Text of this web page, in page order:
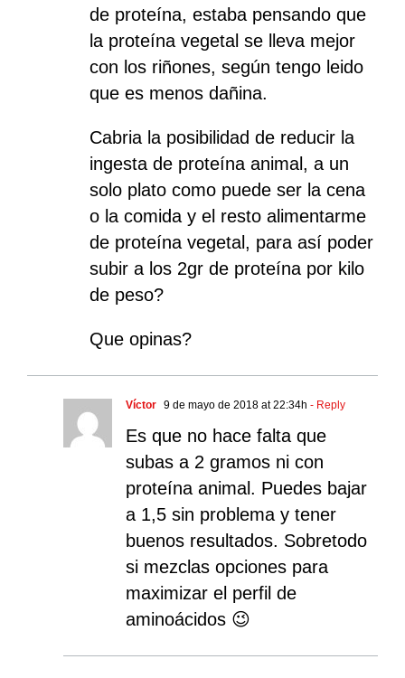
de proteína, estaba pensando que
la proteína vegetal se lleva mejor
con los riñones, según tengo leido
que es menos dañina.
Cabria la posibilidad de reducir la
ingesta de proteína animal, a un
solo plato como puede ser la cena
o la comida y el resto alimentarme
de proteína vegetal, para así poder
subir a los 2gr de proteína por kilo
de peso?
Que opinas?
Víctor 9 de mayo de 2018 at 22:34h - Reply
Es que no hace falta que
subas a 2 gramos ni con
proteína animal. Puedes bajar
a 1,5 sin problema y tener
buenos resultados. Sobretodo
si mezclas opciones para
maximizar el perfil de
aminoácidos 😉